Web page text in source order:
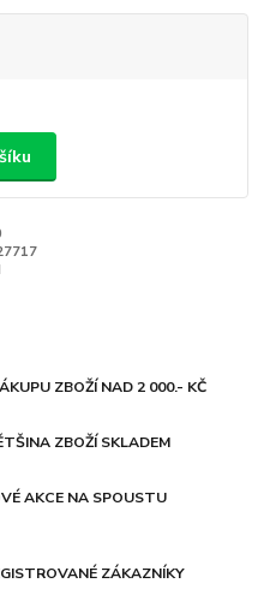
ZBOŽÍ NAD 2 000.- KČ
ZBOŽÍ SKLADEM
AKCE NA SPOUSTU
ZÁKAZNÍKY